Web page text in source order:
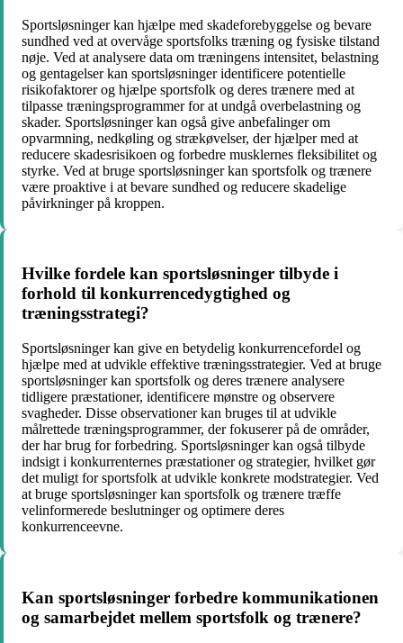
Sportsløsninger kan hjælpe med skadeforebyggelse og bevare
sundhed ved at overvåge sportsfolks træning og fysiske tilstand
nøje. Ved at analysere data om træningens intensitet, belastning
og gentagelser kan sportsløsninger identificere potentielle
risikofaktorer og hjælpe sportsfolk og deres trænere med at
tilpasse træningsprogrammer for at undgå overbelastning og
skader. Sportsløsninger kan også give anbefalinger om
opvarmning, nedkøling og strækøvelser, der hjælper med at
reducere skadesrisikoen og forbedre musklernes fleksibilitet og
styrke. Ved at bruge sportsløsninger kan sportsfolk og trænere
være proaktive i at bevare sundhed og reducere skadelige
påvirkninger på kroppen.
Hvilke fordele kan sportsløsninger tilbyde i
forhold til konkurrencedygtighed og
træningsstrategi?
Sportsløsninger kan give en betydelig konkurrencefordel og
hjælpe med at udvikle effektive træningsstrategier. Ved at bruge
sportsløsninger kan sportsfolk og deres trænere analysere
tidligere præstationer, identificere mønstre og observere
svagheder. Disse observationer kan bruges til at udvikle
målrettede træningsprogrammer, der fokuserer på de områder,
der har brug for forbedring. Sportsløsninger kan også tilbyde
indsigt i konkurrenternes præstationer og strategier, hvilket gør
det muligt for sportsfolk at udvikle konkrete modstrategier. Ved
at bruge sportsløsninger kan sportsfolk og trænere træffe
velinformerede beslutninger og optimere deres
konkurrenceevne.
Kan sportsløsninger forbedre kommunikationen
og samarbejdet mellem sportsfolk og trænere?